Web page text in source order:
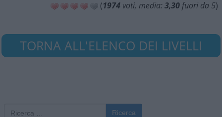
(1974 voti, media: 3,30 fuori da 5)
TORNA ALL'ELENCO DEI LIVELLI
Ricerca